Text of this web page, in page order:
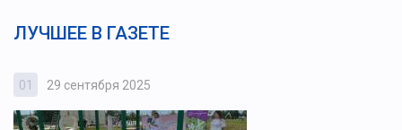
ЛУЧШЕЕ В ГАЗЕТЕ
01 29 сентября 2025